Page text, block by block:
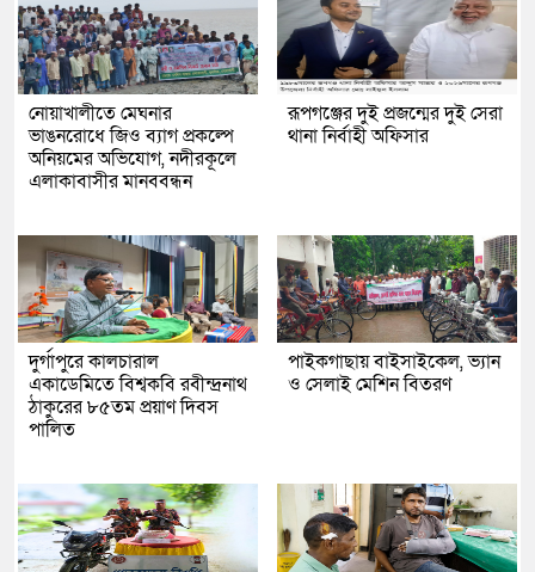
নোয়াখালীতে মেঘনার
ভাঙনরোধে জিও ব্যাগ প্রকল্পে
অনিয়মের অভিযোগ, নদীরকূলে
এলাকাবাসীর মানববন্ধন
রূপগঞ্জের দুই প্রজন্মের দুই সেরা
থানা নির্বাহী অফিসার
দুর্গাপুরে কালচারাল
একাডেমিতে বিশ্বকবি রবীন্দ্রনাথ
ঠাকুরের ৮৫তম প্রয়াণ দিবস
পালিত
পাইকগাছায় বাইসাইকেল, ভ্যান
ও সেলাই মেশিন বিতরণ